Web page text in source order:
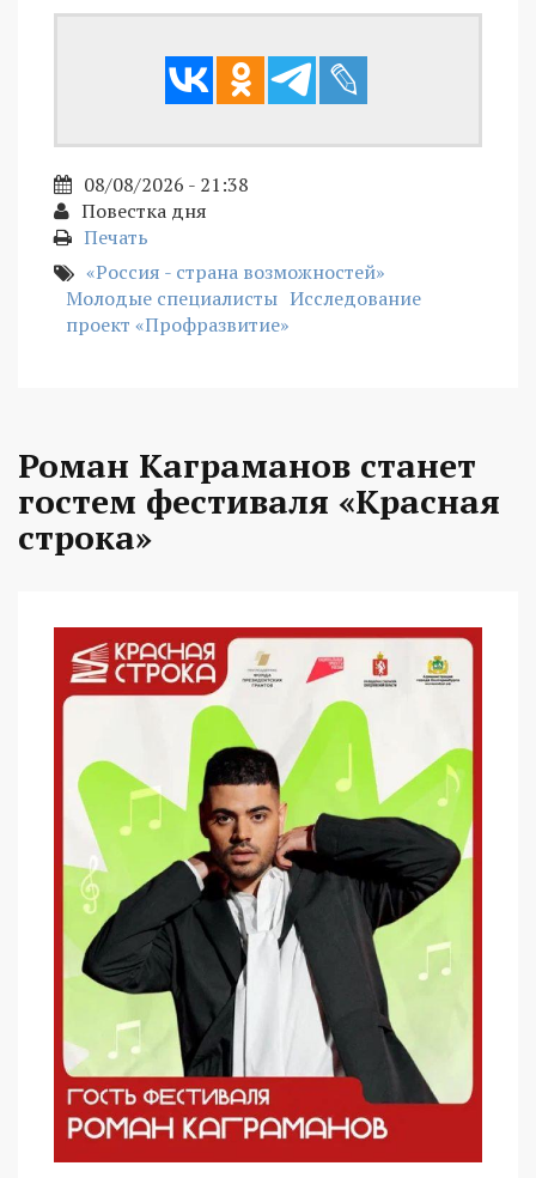
08/08/2026 - 21:38
Повестка дня
Печать
«Россия - страна возможностей»
Молодые специалисты Исследование
проект «Профразвитие»
Роман Каграманов станет
гостем фестиваля «Красная
строка»